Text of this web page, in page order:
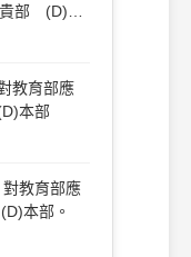
部 (D)本
教育部應
本部
教育部應
(D)本部。